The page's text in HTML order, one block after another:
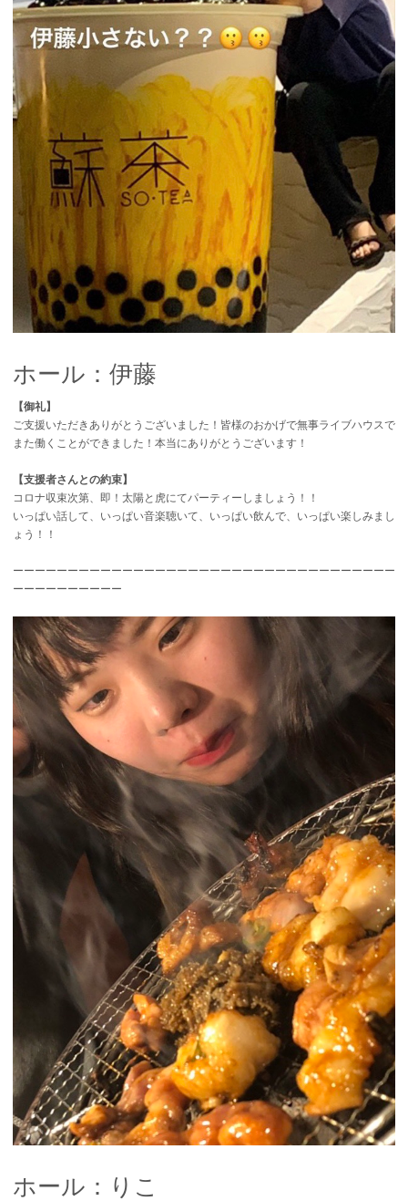
ホール：伊藤
【御礼】
ご支援いただきありがとうございました！皆様のおかげで無事ライブハウスで
また働くことができました！本当にありがとうございます！
【支援者さんとの約束】
コロナ収束次第、即！太陽と虎にてパーティーしましょう！！
いっぱい話して、いっぱい音楽聴いて、いっぱい飲んで、いっぱい楽しみまし
ょう！！
ーーーーーーーーーーーーーーーーーーーーーーーーーーーーーーーーーーー
ーーーーーーーーーー
ホール：りこ